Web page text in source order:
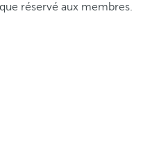
réservé aux membres.